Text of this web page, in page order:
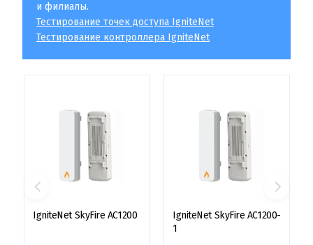
и филиалы.
Тестирование точек доступа IgniteNet
Тестирование контроллера IgniteNet
IgniteNet SkyFire AC1200
IgniteNet SkyFire AC1200-
1